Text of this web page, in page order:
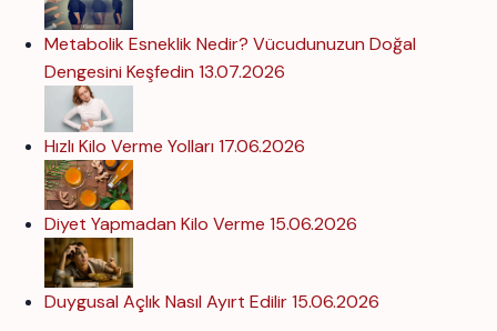
Metabolik Esneklik Nedir? Vücudunuzun Doğal
Dengesini Keşfedin 13.07.2026
Hızlı Kilo Verme Yolları 17.06.2026
Diyet Yapmadan Kilo Verme 15.06.2026
Duygusal Açlık Nasıl Ayırt Edilir15.06.2026